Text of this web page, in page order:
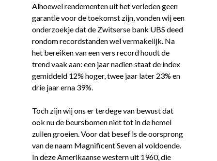
Alhoewel rendementen uit het verleden geen
garantie voor de toekomst zijn, vonden wij een
onderzoekje dat de Zwitserse bank UBS deed
rondom recordstanden wel vermakelijk. Na
het bereiken van een vers record houdt de
trend vaak aan: een jaar nadien staat de index
gemiddeld 12% hoger, twee jaar later 23% en
drie jaar erna 39%.
Toch zijn wij ons er terdege van bewust dat
ook nu de beursbomen niet tot in de hemel
zullen groeien. Voor dat besef is de oorsprong
van de naam Magnificent Seven al voldoende.
In deze Amerikaanse western uit 1960, die